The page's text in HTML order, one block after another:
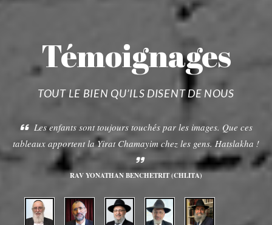
Témoignages
TOUT LE BIEN QU’ILS DISENT DE NOUS
Les enfants sont toujours touchés par les images. Que ces
tableaux apportent la Yirat Chamayim chez les gens. Hatslakha !
RAV YONATHAN BENCHETRIT (CHLITA)